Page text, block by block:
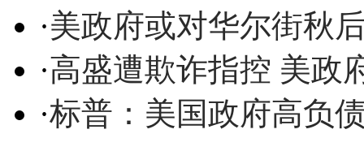
·美政府或对华尔街秋
·高盛遭欺诈指控 美政
·标普：美国政府高负